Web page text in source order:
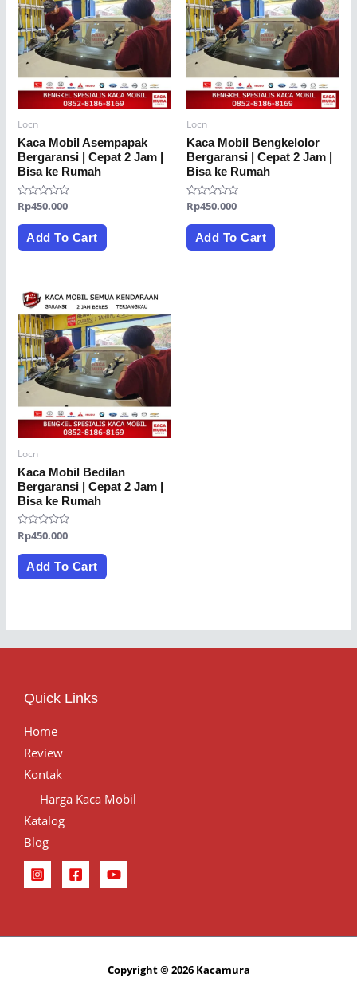
Locn
Kaca Mobil Asempapak
Bergaransi | Cepat 2 Jam |
Bisa ke Rumah
Rated
out
Rp450.000
Add To Cart
Locn
Kaca Mobil Bengkelolor
Bergaransi | Cepat 2 Jam |
Bisa ke Rumah
Rated
out
Rp450.000
Add To Cart
Locn
Kaca Mobil Bedilan
Bergaransi | Cepat 2 Jam |
Bisa ke Rumah
Rated
0
out
Rp450.000
Add To Cart
Quick Links
Home
Review
Kontak
Harga Kaca Mobil
Katalog
Blog
Copyright © 2026 Kacamura